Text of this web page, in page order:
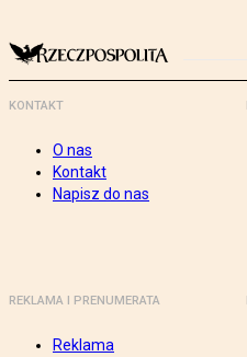
KONTAKT
O nas
Kontakt
Napisz do nas
REKLAMA I PRENUMERATA
Reklama